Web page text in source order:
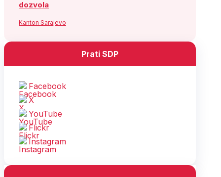
dozvola
Kanton Sarajevo
Prati SDP
Facebook
X
YouTube
Flickr
Instagram